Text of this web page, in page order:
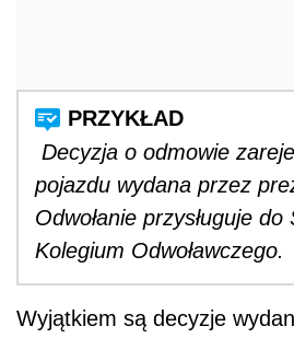
Decyzja o odmowie
pojazdu wydana przez
Odwołanie przysługuje
Kolegium Odwoławczego.
Wyjątkiem są decyzje